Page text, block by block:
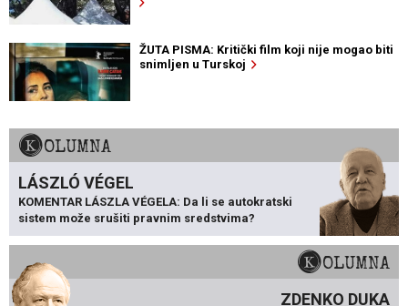
ŽUTA PISMA: Kritički film koji nije mogao biti
snimljen u Turskoj
KOLUMNA
LÁSZLÓ VÉGEL
KOMENTAR LÁSZLA VÉGELA: Da li se autokratski
sistem može srušiti pravnim sredstvima?
KOLUMNA
ZDENKO DUKA